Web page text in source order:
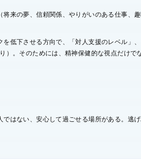
来の夢、信頼関係、やりがいのある仕事、
低下させる方向で、「対人支援のレベル」
。そのためには、精神保健的な視点だけで
はない、安心して過ごせる場所がある。逃